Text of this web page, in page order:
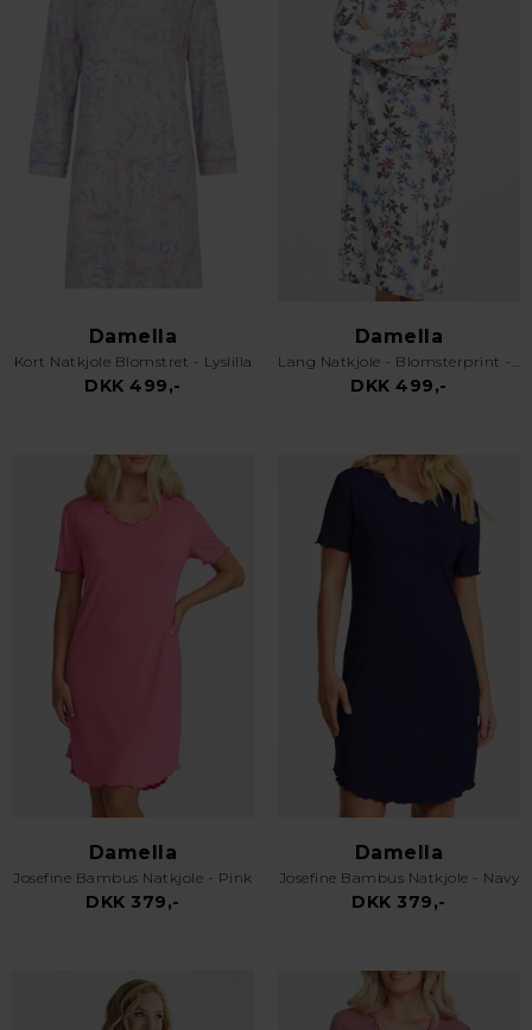
Damella
Kort Natkjole Blomstret - Lyslilla
DKK 499,-
Damella
Lang Natkjole - Blomsterprint - Rosa
DKK 499,-
Damella
Josefine Bambus Natkjole - Pink
DKK 379,-
Damella
Josefine Bambus Natkjole - Navy
DKK 379,-